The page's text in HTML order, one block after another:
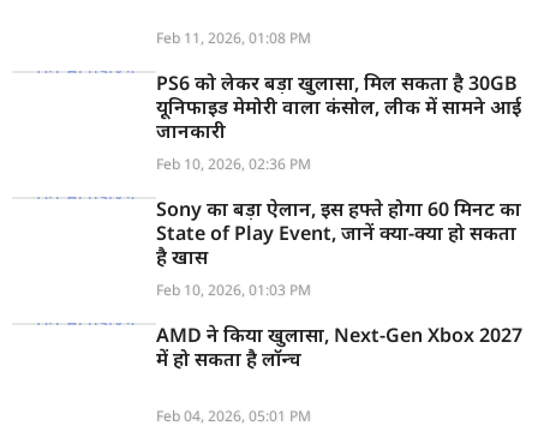
Feb 11, 2026, 01:08 PM
PS6 को लेकर बड़ा खुलासा, मिल सकता है 30GB
यूनिफाइड मेमोरी वाला कंसोल, लीक में सामने आई
जानकारी
Feb 10, 2026, 02:36 PM
Sony का बड़ा ऐलान, इस हफ्ते होगा 60 मिनट का
State of Play Event, जानें क्या-क्या हो सकता
है खास
Feb 10, 2026, 01:03 PM
AMD ने किया खुलासा, Next-Gen Xbox 2027
में हो सकता है लॉन्च
Feb 04, 2026, 05:01 PM